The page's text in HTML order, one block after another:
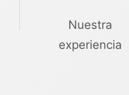
Nuestra
experiencia